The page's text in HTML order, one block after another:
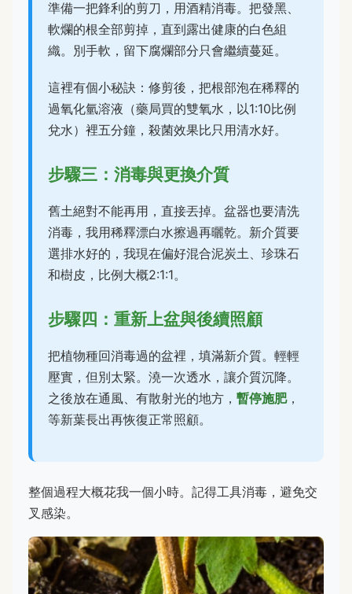
準備一把鋒利的剪刀，用酒精消毒。把發黑、
軟爛的根全部剪掉，直到露出健康的白色組
織。別手軟，留下腐爛部分只會繼續蔓延。
這裡有個小秘訣：修剪後，把根部泡在稀釋的
過氧化氫溶液（藥局買的雙氧水，以1:10比例
兌水）裡五分鐘，殺菌效果比只用清水好。
步驟三：消毒與更換介質
舊土絕對不能再用，直接丟掉。盆器也要清洗
消毒，我用稀釋漂白水擦過再曬乾。新介質要
選排水好的，我現在偏好混合泥炭土、珍珠石
和樹皮，比例大概2:1:1。
步驟四：重新上盆與後續照顧
把植物種回消毒過的盆裡，填滿新介質。輕輕
壓實，但別太緊。澆一次透水，讓介質沉降。
之後放在通風、有散射光的地方， 暫停施肥，
等新葉長出再恢復正常照顧。
整個過程大概花我一個小時。記得工具消毒，避免交
叉感染。